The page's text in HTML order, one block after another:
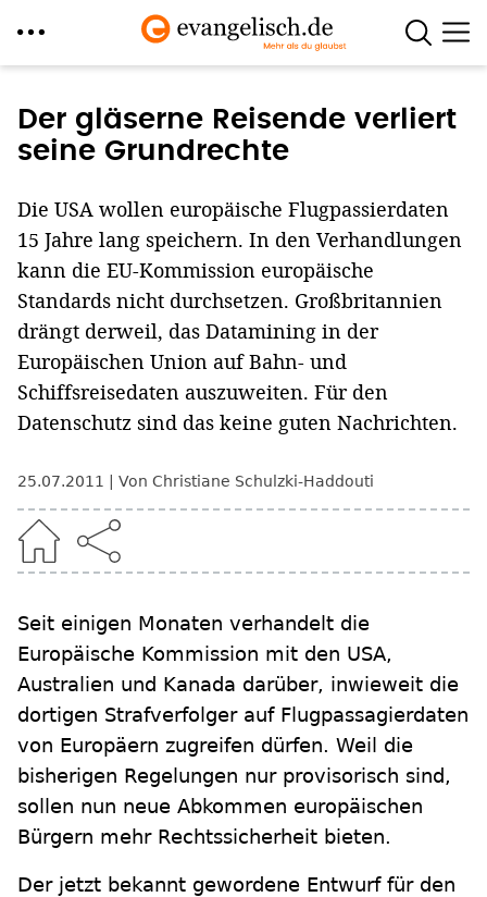
zum
Inhalt
Der gläserne Reisende verliert
seine Grundrechte
Die USA wollen europäische Flugpassierdaten
15 Jahre lang speichern. In den Verhandlungen
kann die EU-Kommission europäische
Standards nicht durchsetzen. Großbritannien
drängt derweil, das Datamining in der
Europäischen Union auf Bahn- und
Schiffsreisedaten auszuweiten. Für den
Datenschutz sind das keine guten Nachrichten.
25.07.2011 Von Christiane Schulzki-Haddouti
Seit einigen Monaten verhandelt die
Europäische Kommission mit den USA,
Australien und Kanada darüber, inwieweit die
dortigen Strafverfolger auf Flugpassagierdaten
von Europäern zugreifen dürfen. Weil die
bisherigen Regelungen nur provisorisch sind,
sollen nun neue Abkommen europäischen
Bürgern mehr Rechtssicherheit bieten.
Der jetzt bekannt gewordene Entwurf für den